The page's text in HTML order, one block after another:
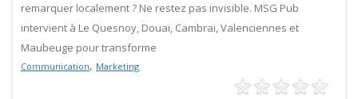
remarquer localement ? Ne restez pas invisible. MSG Pub
intervient à Le Quesnoy, Douai, Cambrai, Valenciennes et
Maubeuge pour transforme
Communication, Marketing